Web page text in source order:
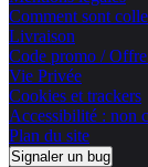
Comment sont
Livraison
Code promo /
Vie Privée
Cookies et trackers
Accessibilité : non
Plan du site
Signaler un bug